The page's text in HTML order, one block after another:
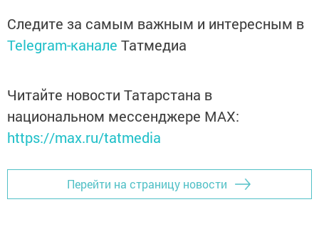
Следите за самым важным и интересным в
Telegram-канале Татмедиа
Читайте новости Татарстана в
национальном мессенджере MАХ:
https://max.ru/tatmedia
Перейти на страницу новости